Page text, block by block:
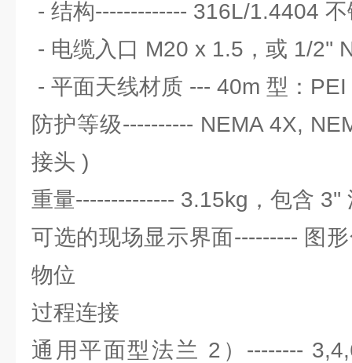
- 结构------------- 316L/1.4404
- 电缆入口 M20 x 1.5，或 1/2''
- 平面天线材质 --- 40m 型：
防护等级---------- NEMA 4X,
接头 )
重量-------------- 3.15kg，包含
可选的现场显示界面--------- 图
物位
过程连接
通用平面型法兰 2）--------